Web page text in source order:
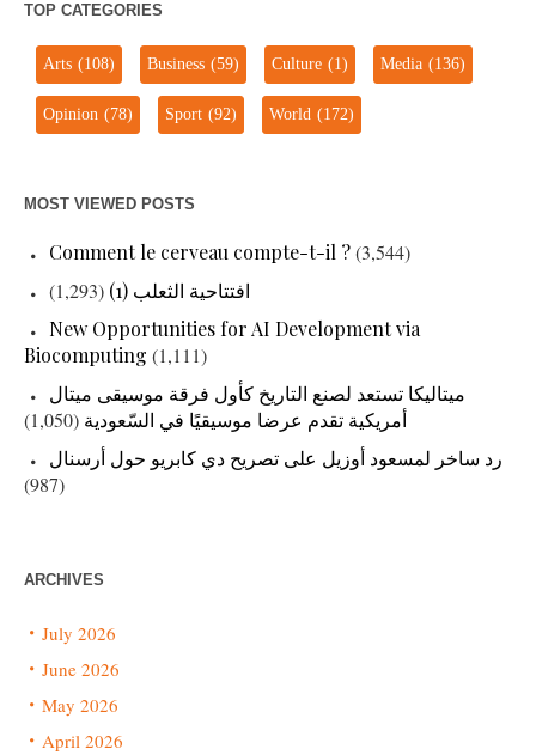
TOP CATEGORIES
Arts(108) Business(59) Culture(1) Media(136)
Opinion(78) Sport(92) World(172)
MOST VIEWED POSTS
Comment le cerveau compte-t-il ?(3,544)
افتتاحية الثعلب (1)
(1,293)
New Opportunities for AI Development via
Biocomputing (1,111)
ميتاليكا تستعد لصنع التاريخ كأول فرقة موسيقى ميتال
أمريكية تقدم عرضا موسيقيًا في السّعودية (1,050)
رد ساخر لمسعود أوزيل على تصريح دي كابريو حول أرسنال
(987)
ARCHIVES
July 2026
June 2026
May 2026
April 2026